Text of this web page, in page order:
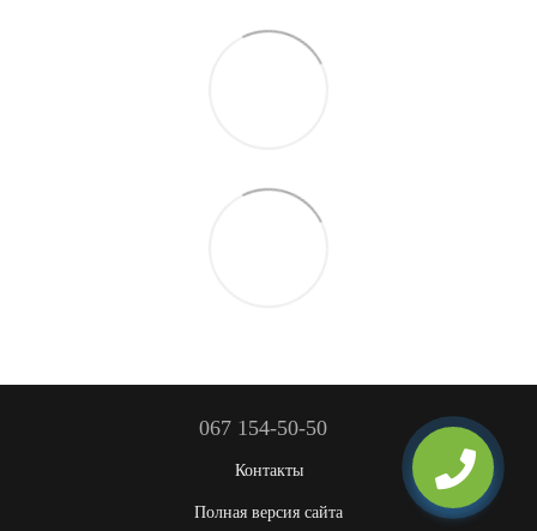
067 154-50-50
Контакты
Полная версия сайта